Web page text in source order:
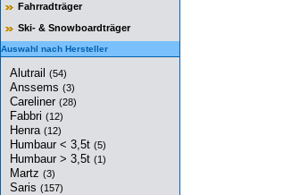
Fahrradträger
Ski- & Snowboardträger
Auswahl nach Hersteller
Alutrail (54)
Anssems (3)
Careliner (28)
Fabbri (12)
Henra (12)
Humbaur < 3,5t (5)
Humbaur > 3,5t (1)
Martz (3)
Saris (157)